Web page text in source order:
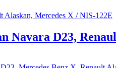
Navara D23,